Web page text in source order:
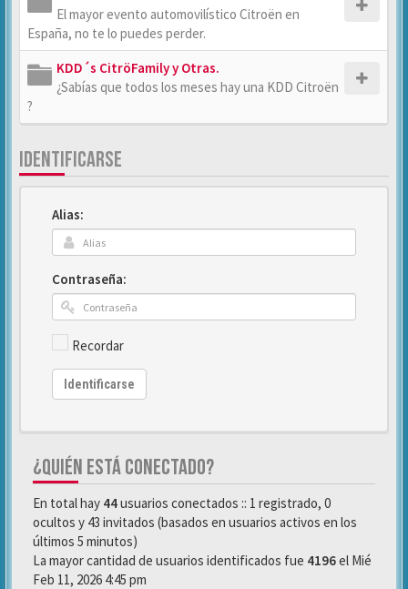
El mayor evento automovilístico Citroën en
España, no te lo puedes perder.
KDD´s CitröFamily y Otras.
¿Sabías que todos los meses hay una KDD Citroën
?
IDENTIFICARSE
Alias:
Contraseña:
Recordar
Identificarse
¿QUIÉN ESTÁ CONECTADO?
En total hay 44usuarios conectados :: 1 registrado, 0
ocultos y 43 invitados (basados en usuarios activos en los
últimos 5 minutos)
La mayor cantidad de usuarios identificados fue 4196el Mié
Feb 11, 2026 4:45 pm